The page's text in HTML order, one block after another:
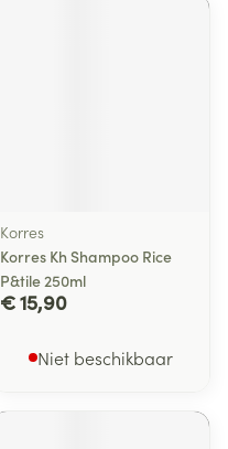
Korres
Korres Kh Shampoo Rice
P&tile 250ml
€ 15,90
Niet beschikbaar